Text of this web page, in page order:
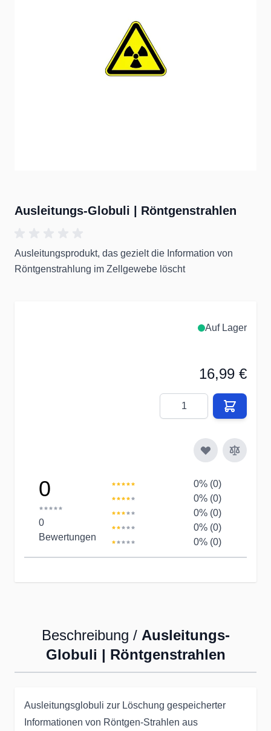
Ausleitungs-Globuli | Röntgenstrahlen
Ausleitungsprodukt, das gezielt die Information von
Röntgenstrahlung im Zellgewebe löscht
Auf Lager
16,99 €
Menge
0
0
Bewertungen
0% (0)
0% (0)
0% (0)
0% (0)
0% (0)
Beschreibung / Ausleitungs-
Globuli | Röntgenstrahlen
Ausleitungsglobuli zur Löschung gespeicherter
Informationen von Röntgen-Strahlen aus